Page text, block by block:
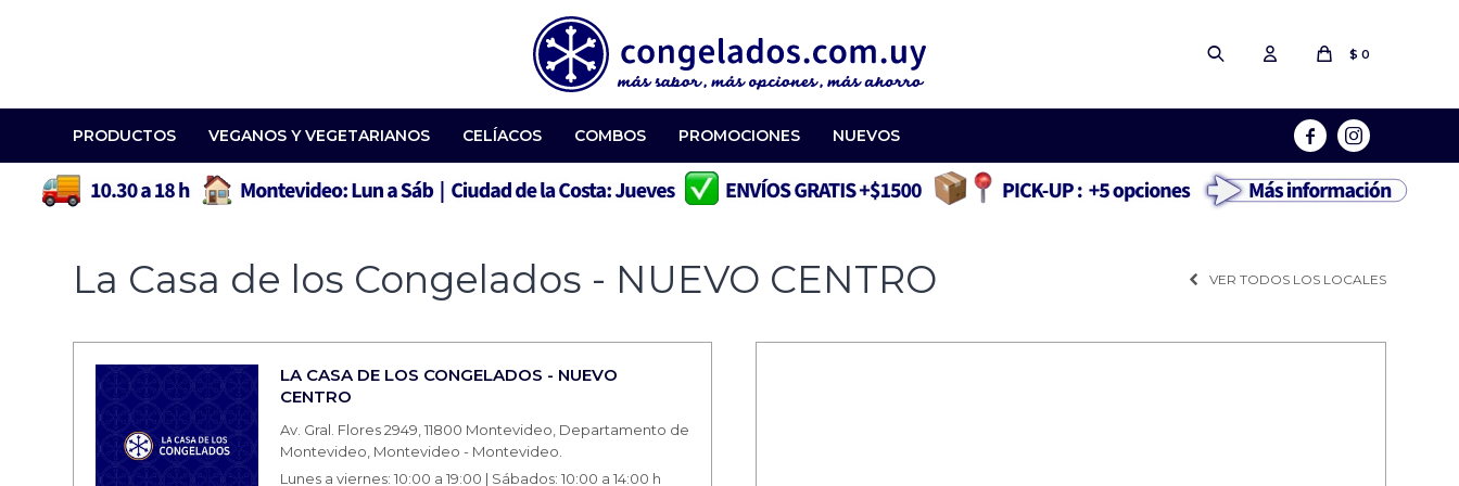
PRODUCTOS VEGANOS Y VEGETARIANOS CELÍACOS COMBOS PROMOCIONES NUEVOS
$ 0
 
La Casa de los Congelados - NUEVO CENTRO VER TODOS LOS LOCALES
LA CASA DE LOS CONGELADOS - NUEVO
CENTRO
Av. Gral. Flores 2949, 11800 Montevideo, Departamento de
Montevideo, Montevideo - Montevideo.
Lunes a viernes: 10:00 a 19:00 | Sábados: 10:00 a 14:00 h